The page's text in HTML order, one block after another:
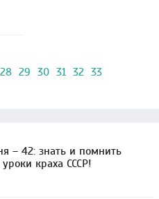
28 29 30 31 32 33
– 42: знать и помнить
краха СССР!